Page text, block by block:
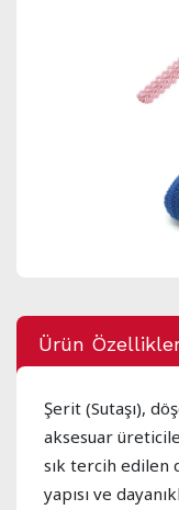
Ürün
Şerit (Sutaşı),
aksesuar
sık tercih
yapısı ve